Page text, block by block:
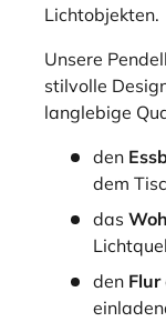
Lichtobjekten.
Unsere
stilvolle
langlebige
den
dem
das
den Flur